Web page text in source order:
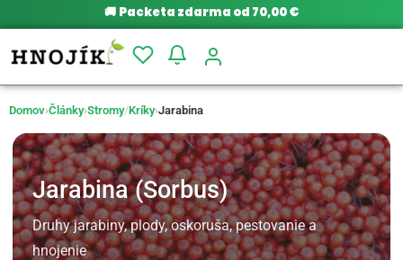
🚚 Packeta zdarma od 70,00 €
Domov›Články›Stromy/Kríky›Jarabina
Jarabina (Sorbus)
Druhy jarabiny, plody, oskoruša, pestovanie a
hnojenie